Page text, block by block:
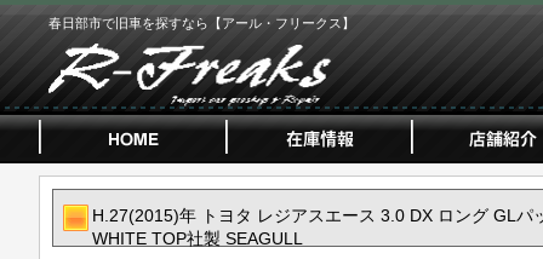
春日部市で旧車を探すなら【アール・フリークス】
H.27(2015)年 トヨタ レジアスエース 3.0 DX ロング GLパ
WHITE TOP社製 SEAGULL